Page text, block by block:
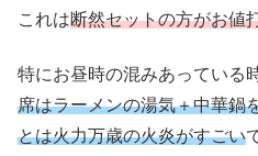
これは断然セットの方がお値
特にお昼時の混みあっている
席はラーメンの湯気＋中華鍋
とは火力万歳の火炎がすごい